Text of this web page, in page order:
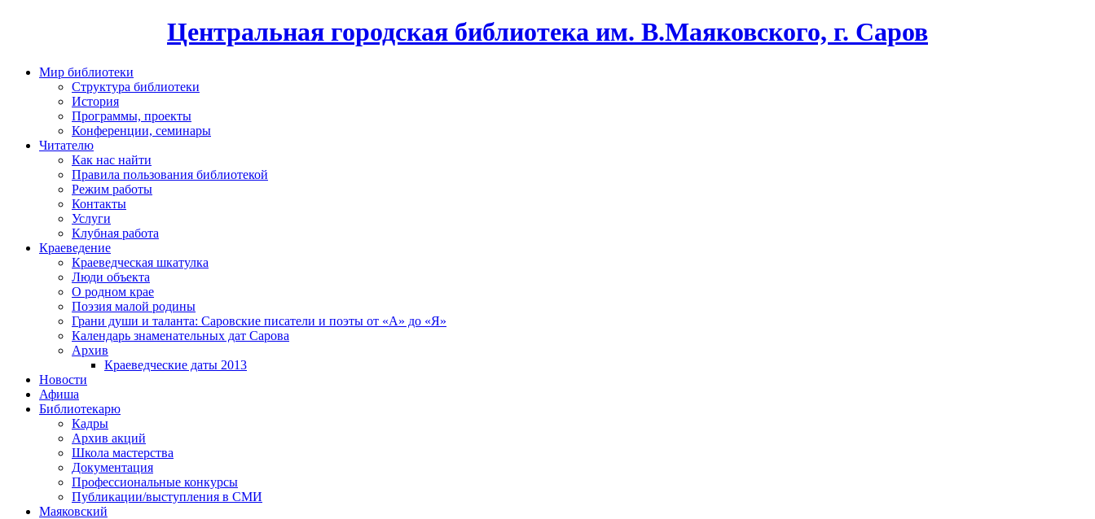
Центральная городская библиотека им. В.Маяковского, г. Саров
Мир библиотеки
Структура библиотеки
История
Программы, проекты
Конференции, семинары
Читателю
Как нас найти
Правила пользования библиотекой
Режим работы
Контакты
Услуги
Клубная работа
Краеведение
Краеведческая шкатулка
Люди объекта
О родном крае
Поэзия малой родины
Грани души и таланта: Саровские писатели и поэты от «А» до «Я»
Календарь знаменательных дат Сарова
Архив
Краеведческие даты 2013
Новости
Афиша
Библиотекарю
Кадры
Архив акций
Школа мастерства
Документация
Профессиональные конкурсы
Публикации/выступления в СМИ
Маяковский